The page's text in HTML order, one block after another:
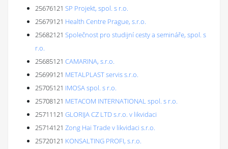
25676121 SP Projekt, spol. s r.o.
25679121 Health Centre Prague, s.r.o.
25682121 Společnost pro studijní cesty a semináře, spol. s
r.o.
25685121 CAMARINA, s.r.o.
25699121 METALPLAST servis s.r.o.
25705121 IMOSA spol. s r.o.
25708121 METACOM INTERNATIONAL spol. s r.o.
25711121 GLORIJA CZ LTD s.r.o. v likvidaci
25714121 Zong Hai Trade v likvidaci s.r.o.
25720121 KONSALTING PROFI, s.r.o.